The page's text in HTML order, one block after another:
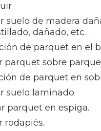
suelo de madera
dañado, etc…
de parquet en el
parquet sobre
de parquet en
suelo laminado.
parquet en espiga.
rodapiés.